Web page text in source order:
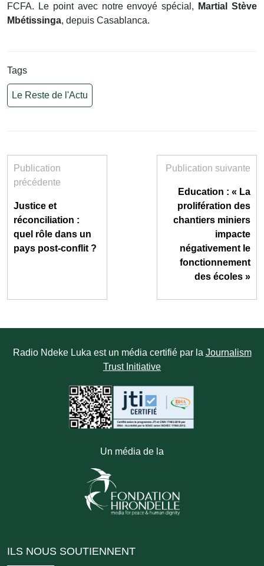
FCFA. Le point avec notre envoyé spécial,
Martial Stève
Mbétissinga, depuis Casablanca.
Tags
Le Reste de l'Actu
Publication
précédente
Justice et
réconciliation :
quel rôle dans un
pays post-conflit ?
Publication suivante
Education : « La
prolifération des
chantiers miniers
impacte
négativement le
fonctionnement
des écoles »
Radio Ndeke Luka est un média certifié par la Journalism
Trust Initiative
Un média de la
ILS NOUS SOUTIENNENT